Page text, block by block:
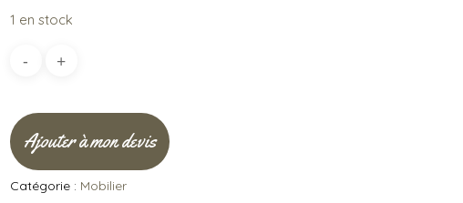
1 en stock
Ajouter à mon devis
Catégorie : Mobilier